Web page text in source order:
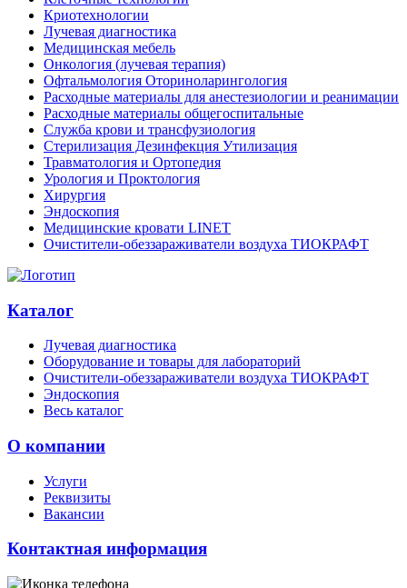
Криотехнологии
Лучевая диагностика
Медицинская мебель
Онкология (лучевая терапия)
Офтальмология Оториноларингология
Расходные материалы для анестезиологии и реанимации
Расходные материалы общегоспитальные
Служба крови и трансфузиология
Стерилизация Дезинфекция Утилизация
Травматология и Ортопедия
Урология и Проктология
Хирургия
Эндоскопия
Медицинские кровати LINET
Очистители-обеззараживатели воздуха ТИОКРАФТ
Каталог
Лучевая диагностика
Оборудование и товары для лабораторий
Очистители-обеззараживатели воздуха ТИОКРАФТ
Эндоскопия
Весь каталог
О компании
Услуги
Реквизиты
Вакансии
Контактная информация